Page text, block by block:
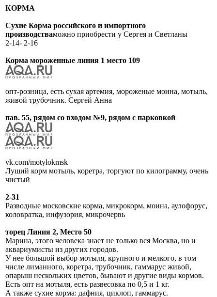
КОРМА
Сухие Корма российского и импортного
производстваможно приобрести у Сергея и Светланы
2-14- 2-16
Корма мороженные линия 1 место 109
опт-розница, есть сухая артемия, мороженые моина, мотыль,
живой трубочник. Сергей Анна
пав. 55, рядом со входом №9, рядом с парковкой
vk.com/motylokmsk
Луший корм мотыль, коретра, торгуют по килограмму, очень
чистый
2-31
Разводные московские корма, микрокорм, моина, аулофорус,
коловратка, инфузория, микрочервь
торец Линия 2, Место 50
Марина, этого человека знает не только вся Москва, но и
аквариумисты из других городов.
У нее большой выбор мотыля, крупного и мелкого, в том
числе лиманного, коретра, трубочник, гаммарус живой,
опарыш нескольких цветов, бывают и другие виды кормов.
Есть опт на мотыля, есть развесовка по 0,5 и 1 кг.
А также сухие корма: дафния, циклоп, гаммарус.